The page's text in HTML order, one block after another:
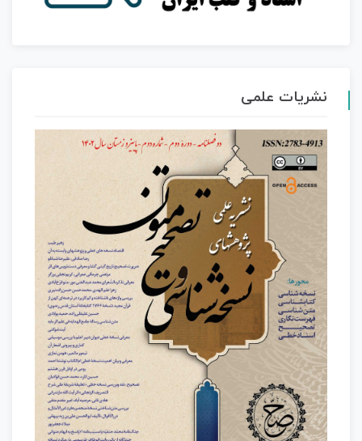
نشریات علمی